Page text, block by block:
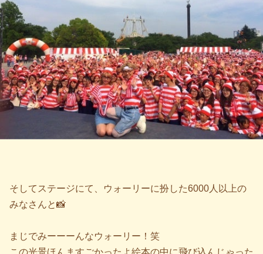
そしてステージにて、ウォーリーに扮した6000人以上の
みなさんと📸
まじでみーーーんなウォーリー！笑